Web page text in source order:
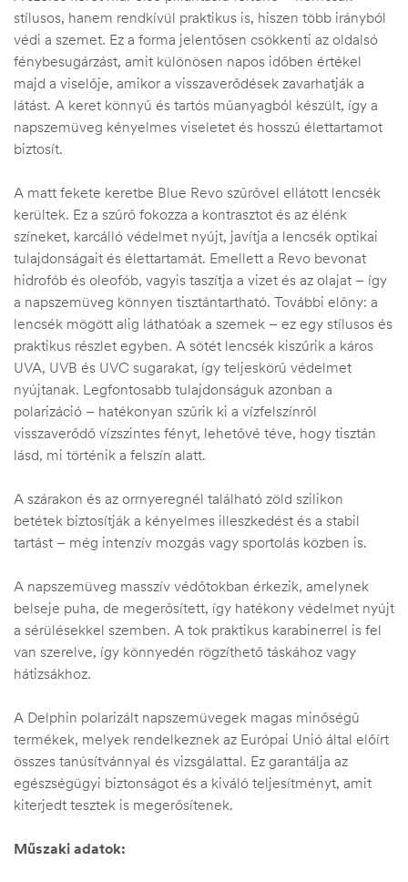
stílusos, hanem rendkívül praktikus is, hiszen több irányból
védi a szemet. Ez a forma jelentősen csökkenti az oldalsó
fénybesugárzást, amit különösen napos időben értékel
majd a viselője, amikor a visszaverődések zavarhatják a
látást. A keret könnyű és tartós műanyagból készült, így a
napszemüveg kényelmes viseletet és hosszú élettartamot
biztosít.
A matt fekete keretbe Blue Revo szűrővel ellátott lencsék
kerültek. Ez a szűrő fokozza a kontrasztot és az élénk
színeket, karcálló védelmet nyújt, javítja a lencsék optikai
tulajdonságait és élettartamát. Emellett a Revo bevonat
hidrofób és oleofób, vagyis taszítja a vizet és az olajat – így
a napszemüveg könnyen tisztántartható. További előny: a
lencsék mögött alig láthatóak a szemek – ez egy stílusos és
praktikus részlet egyben. A sötét lencsék kiszűrik a káros
UVA, UVB és UVC sugarakat, így teljeskörű védelmet
nyújtanak. Legfontosabb tulajdonságuk azonban a
polarizáció – hatékonyan szűrik ki a vízfelszínről
visszaverődő vízszintes fényt, lehetővé téve, hogy tisztán
lásd, mi történik a felszín alatt.
A szárakon és az orrnyeregnél található zöld szilikon
betétek biztosítják a kényelmes illeszkedést és a stabil
tartást – még intenzív mozgás vagy sportolás közben is.
A napszemüveg masszív védőtokban érkezik, amelynek
belseje puha, de megerősített, így hatékony védelmet nyújt
a sérülésekkel szemben. A tok praktikus karabinerrel is fel
van szerelve, így könnyedén rögzíthető táskához vagy
hátizsákhoz.
A Delphin polarizált napszemüvegek magas minőségű
termékek, melyek rendelkeznek az Európai Unió által előírt
összes tanúsítvánnyal és vizsgálattal. Ez garantálja az
egészségügyi biztonságot és a kiváló teljesítményt, amit
kiterjedt tesztek is megerősítenek.
Műszaki adatok: